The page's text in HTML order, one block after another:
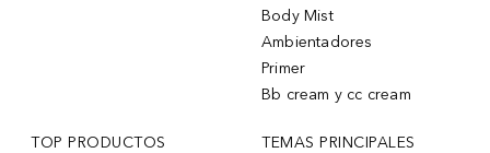
Body Mist
Ambientadores
Primer
Bb cream y cc cream
TOP PRODUCTOS TEMAS PRINCIPALES